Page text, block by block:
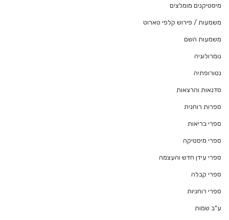
מיסטיקנים מומלצים
משמעות / פירוש קלפי טארוט
משמעות השם
נומרולוגיה
נטורופתיה
סדנאות והרצאות
ספרות רוחנית
ספרי בריאות
ספרי מיסטיקה
ספרי עידן חדש והעצמה
ספרי קבלה
ספרי רוחניות
ע"ב שמות